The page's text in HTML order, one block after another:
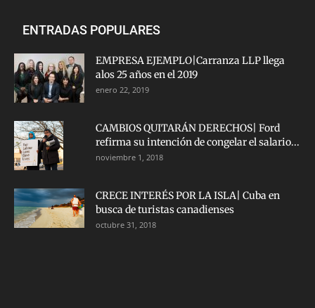
ENTRADAS POPULARES
EMPRESA EJEMPLO|Carranza LLP llega
alos 25 años en el 2019
enero 22, 2019
CAMBIOS QUITARÁN DERECHOS| Ford
refirma su intención de congelar el salario...
noviembre 1, 2018
CRECE INTERÉS POR LA ISLA| Cuba en
busca de turistas canadienses
octubre 31, 2018